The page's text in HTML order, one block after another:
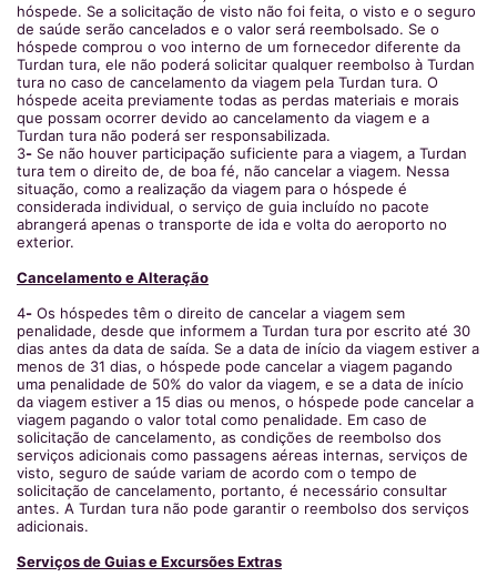
hóspede. Se a solicitação de visto não foi feita, o visto e o seguro
de saúde serão cancelados e o valor será reembolsado. Se o
hóspede comprou o voo interno de um fornecedor diferente da
Turdan tura, ele não poderá solicitar qualquer reembolso à Turdan
tura no caso de cancelamento da viagem pela Turdan tura. O
hóspede aceita previamente todas as perdas materiais e morais
que possam ocorrer devido ao cancelamento da viagem e a
Turdan tura não poderá ser responsabilizada.
3- Se não houver participação suficiente para a viagem, a Turdan
tura tem o direito de, de boa fé, não cancelar a viagem. Nessa
situação, como a realização da viagem para o hóspede é
considerada individual, o serviço de guia incluído no pacote
abrangerá apenas o transporte de ida e volta do aeroporto no
exterior.
Cancelamento e Alteração
4- Os hóspedes têm o direito de cancelar a viagem sem
penalidade, desde que informem a Turdan tura por escrito até 30
dias antes da data de saída. Se a data de início da viagem estiver a
menos de 31 dias, o hóspede pode cancelar a viagem pagando
uma penalidade de 50% do valor da viagem, e se a data de início
da viagem estiver a 15 dias ou menos, o hóspede pode cancelar a
viagem pagando o valor total como penalidade. Em caso de
solicitação de cancelamento, as condições de reembolso dos
serviços adicionais como passagens aéreas internas, serviços de
visto, seguro de saúde variam de acordo com o tempo de
solicitação de cancelamento, portanto, é necessário consultar
antes. A Turdan tura não pode garantir o reembolso dos serviços
adicionais.
Serviços de Guias e Excursões Extras